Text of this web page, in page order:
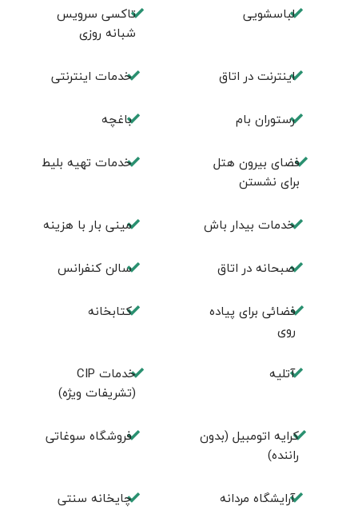
لباسشویی
تاکسی سرویس
شبانه روزی
اينترنت در اتاق خدمات اینترنتی
رستوران بام باغچه
فضای بيرون هتل
برای نشستن
خدمات تهيه بليط
خدمات بیدار باش مینی بار با هزینه
صبحانه در اتاق سالن كنفرانس
فضائی برای پياده
روی
كتابخانه
آتلیه
خدمات CIP
(تشریفات ویژه)
کرایه اتومبیل (بدون
راننده)
فروشگاه سوغاتی
آرايشگاه مردانه چايخانه سنتی